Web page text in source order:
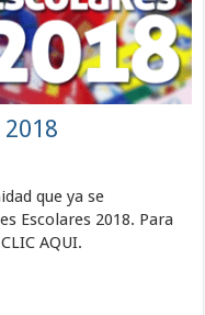
que ya se
Escolares 2018. Para
AQUI.